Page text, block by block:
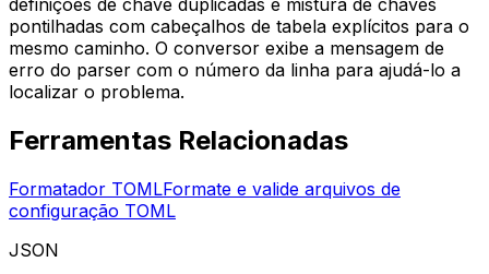
pontilhadas com cabeçalhos de tabela explícitos para o
mesmo caminho. O conversor exibe a mensagem de
erro do parser com o número da linha para ajudá-lo a
localizar o problema.
Ferramentas Relacionadas
Formatador TOMLFormate e valide arquivos de
configuração TOML
JSON